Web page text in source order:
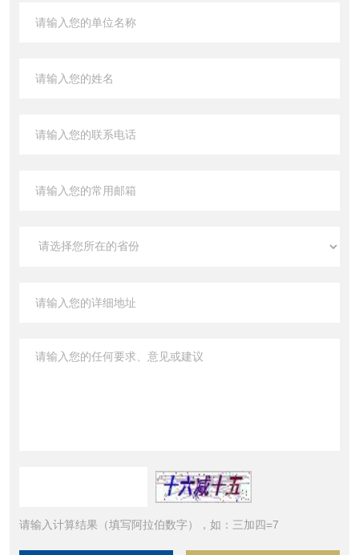
请输入计算结果（填写阿拉伯数字），如：三加四=7